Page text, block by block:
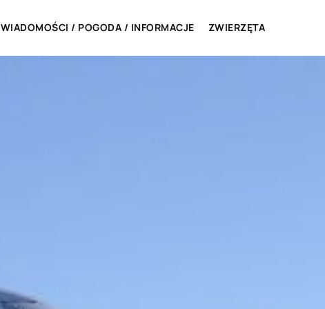
WIADOMOŚCI / POGODA / INFORMACJE ZWIERZĘTA